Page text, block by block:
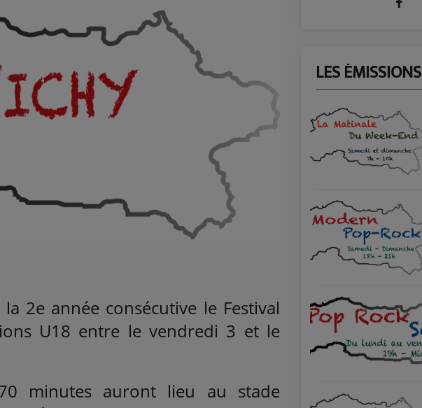
2e année consécutive le Festival
U18 entre le vendredi 3 et le
minutes auront lieu au stade
LES ÉMISSIONS